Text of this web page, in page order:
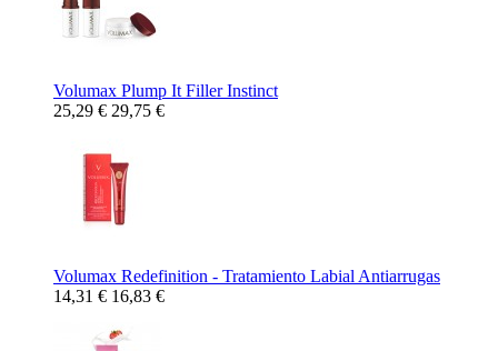
Volumax Plump It Filler Instinct
25,29 € 29,75 €
Volumax Redefinition - Tratamiento Labial Antiarrugas
14,31 € 16,83 €